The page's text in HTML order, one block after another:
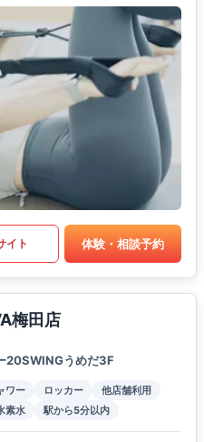
イト 体験・相談予約
梅田店
20SWINGうめだ3F
ワー ロッカー
他店舗利用
素水 駅から5分以内